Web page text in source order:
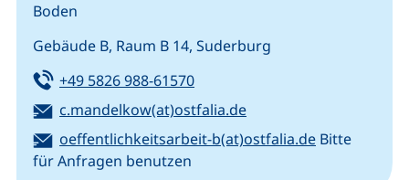
Boden
Gebäude B, Raum B 14, Suderburg
Tel:
+49 5826 988-61570(startet einen Telefonanruf,
E-Mail:
c.mandelkow(at)ostfalia.de(öffnet Ihr E-Mail-
E-Mail:
oeffentlichkeitsarbeit-b(at)ostfalia.de(öffnet Ihr E-
Bitte
für Anfragen benutzen